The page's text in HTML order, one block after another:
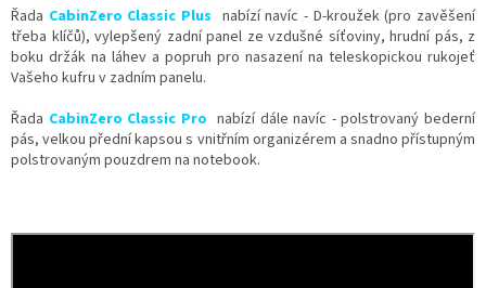
ý
p
i
Řada CabinZero Classic Plus nabízí navíc - D-kroužek (pro zavěšení
třeba klíčů), vylepšený zadní panel ze vzdušné síťoviny, hrudní pás, z
boku držák na láhev a popruh pro nasazení na teleskopickou rukojeť
Vašeho kufru v zadním panelu.
Řada CabinZero Classic Pro nabízí dále navíc - polstrovaný bederní
pás, velkou přední kapsou s vnitřním organizérem a snadno přístupným
polstrovaným pouzdrem na notebook.